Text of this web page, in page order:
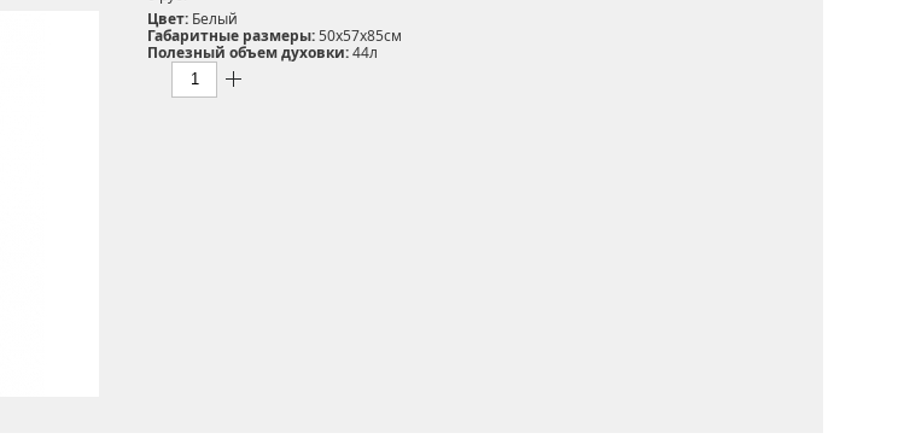
Цвет: Белый
Габаритные размеры:50х57х85см
Полезный объем духовки:44л